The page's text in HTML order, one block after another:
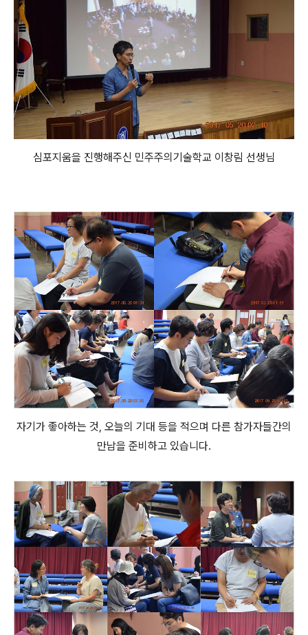
심포지움을 진행해주신 민주주의기술학교 이창림 선생님
자기가 좋아하는 것, 오늘의 기대 등을 적으며 다른 참가자들간의
만남을 준비하고 있습니다.